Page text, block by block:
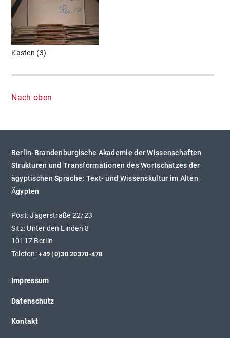
Kasten (3)
Nach oben
Berlin-Brandenburgische Akademie der Wissenschaften
Strukturen und Transformationen des Wortschatzes der
ägyptischen Sprache: Text- und Wissenskultur im Alten
Ägypten
Post: Jägerstraße 22/23
Sitz: Unter den Linden 8
10117 Berlin
Telefon:+49 (0)30 20370-478
Impressum
Datenschutz
Kontakt